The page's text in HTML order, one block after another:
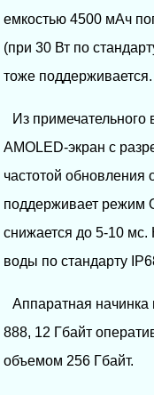
емкостью 4500 мАч
(при 30 Вт по
тоже поддерживается.
Из примечательного
AMOLED-экран с
частотой обновления
поддерживает режим
снижается до 5-10 мс.
воды по стандарту
Аппаратная начинка
888, 12 Гбайт
объемом 256 Гбайт.